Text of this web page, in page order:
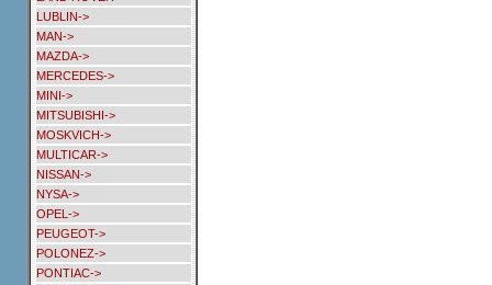
LUBLIN->
MAN->
MAZDA->
MERCEDES->
MINI->
MITSUBISHI->
MOSKVICH->
MULTICAR->
NISSAN->
NYSA->
OPEL->
PEUGEOT->
POLONEZ->
PONTIAC->